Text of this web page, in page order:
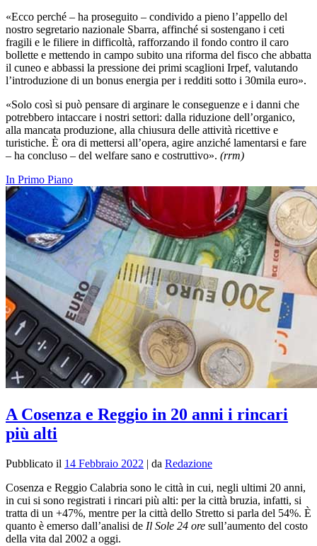
«Ecco perché – ha proseguito – condivido a pieno l’appello del
nostro segretario nazionale Sbarra, affinché si sostengano i ceti
fragili e le filiere in difficoltà, rafforzando il fondo contro il caro
bollette e mettendo in campo subito una riforma del fisco che abbatta
il cuneo e abbassi la pressione dei primi scaglioni Irpef, valutando
l’introduzione di un bonus energia per i redditi sotto i 30mila euro».
«Solo così si può pensare di arginare le conseguenze e i danni che
potrebbero intaccare i nostri settori: dalla riduzione dell’organico,
alla mancata produzione, alla chiusura delle attività ricettive e
turistiche. È ora di mettersi all’opera, agire anziché lamentarsi e fare
– ha concluso – del welfare sano e costruttivo». (rrm)
In Primo Piano
A Cosenza e Reggio in 20 anni i rincari
più alti
Pubblicato il 14 Febbraio 2022 | da Redazione
Cosenza e Reggio Calabria sono le città in cui, negli ultimi 20 anni,
in cui si sono registrati i rincari più alti: per la città bruzia, infatti, si
tratta di un +47%, mentre per la città dello Stretto si parla del 54%. È
quanto è emerso dall’analisi de Il Sole 24 ore sull’aumento del costo
della vita dal 2002 a oggi.